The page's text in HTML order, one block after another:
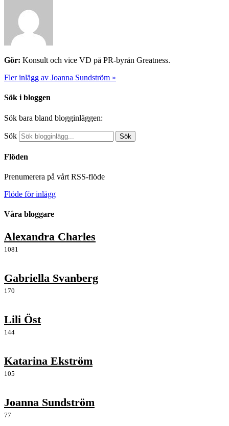
Gör: Konsult och vice VD på PR-byrån Greatness.
Fler inlägg av Joanna Sundström »
Sök i bloggen
Sök bara bland blogginläggen:
Sök Sök
Flöden
Prenumerera på vårt RSS-flöde
Flöde för inlägg
Våra bloggare
Alexandra Charles
1081
Gabriella Svanberg
170
Lili Öst
144
Katarina Ekström
105
Joanna Sundström
77